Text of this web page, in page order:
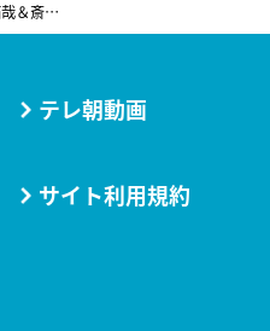
木村拓哉＆斎藤工、“危険度最高レベルの案件”に丸腰で立ち向かう！仲村トオルとの直接対決も
テレ朝動画
サイト利用規約